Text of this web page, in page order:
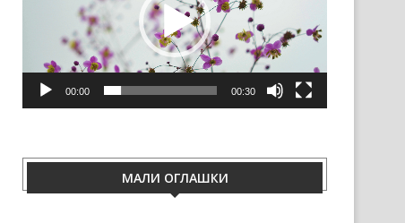
00:00 00:30
МАЛИ ОГЛАШКИ